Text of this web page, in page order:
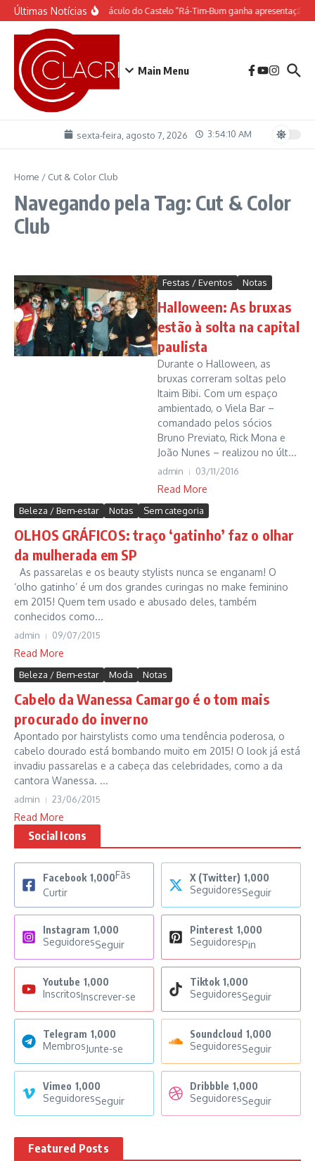
Ir para o conteúdo
Últimas NotíciasO espetáculo do Castelo “Rá-Tim-Bum ganha apresentação
Main Menu
sexta-feira, agosto 7, 2026 3:54:10 AM
Home / Cut & Color Club
Navegando pela Tag: Cut & Color
Club
Festas / Eventos Notas
Halloween: As bruxas
estão à solta na capital
paulista
Durante o Halloween, as
bruxas correram soltas pelo
Itaim Bibi. Com um espaço
ambientado, o Viela Bar –
comandado pelos sócios
Bruno Previato, Rick Mona e
João Nunes – realizou no últ...
admin 03/11/2016
Read More
Beleza / Bem-estar Notas Sem categoria
OLHOS GRÁFICOS: traço ‘gatinho’ faz o olhar
da mulherada em SP
As passarelas e os beauty stylists nunca se enganam! O
‘olho gatinho’ é um dos grandes curingas no make feminino
em 2015! Quem tem usado e abusado deles, também
conhecidos como...
admin 09/07/2015
Read More
Beleza / Bem-estar Moda Notas
Cabelo da Wanessa Camargo é o tom mais
procurado do inverno
Apontado por hairstylists como uma tendência poderosa, o
cabelo dourado está bombando muito em 2015! O look já está
invadiu passarelas e a cabeça das celebridades, como a da
cantora Wanessa. ...
admin 23/06/2015
Read More
Social Icons
Facebook 1,000Fãs
Curtir
X (Twitter) 1,000
SeguidoresSeguir
Instagram 1,000
SeguidoresSeguir
Pinterest 1,000
SeguidoresPin
Youtube 1,000
InscritosInscrever-se
Tiktok 1,000
SeguidoresSeguir
Telegram 1,000
MembrosJunte-se
Soundcloud 1,000
SeguidoresSeguir
Vimeo 1,000
SeguidoresSeguir
Dribbble 1,000
SeguidoresSeguir
Featured Posts